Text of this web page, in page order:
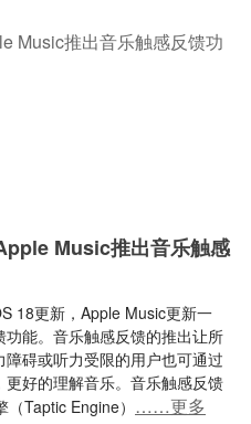
Music推出音乐触感
18更新，Apple Music更新一
能。音乐触感反馈的推出让所
碍或听力受限的用户也可通过
好的理解音乐。音乐触感反馈
Taptic Engine） ……更多